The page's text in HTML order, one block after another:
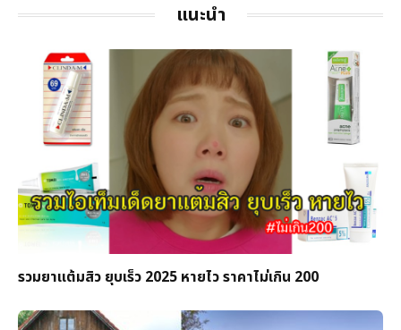
แนะนำ
รวมยาแต้มสิว ยุบเร็ว 2025 หายไว ราคาไม่เกิน 200